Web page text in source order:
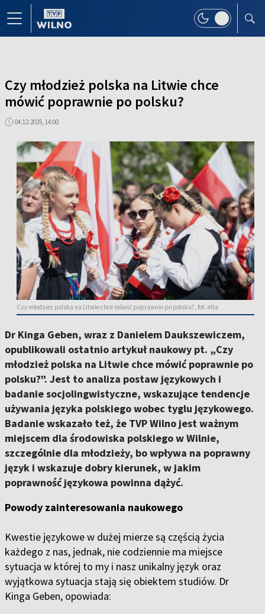
Czy młodzież polska na Litwie chce
mówić poprawnie po polsku?
04.12.2025, 14:00
Czy młodzież polska na Litwie chce mówić poprawnie po polsku?, fot. elta
Dr Kinga Geben, wraz z Danielem Daukszewiczem,
opublikowali ostatnio artykuł naukowy pt. „Czy
młodzież polska na Litwie chce mówić poprawnie po
polsku?”. Jest to analiza postaw językowych i
badanie socjolingwistyczne, wskazujące tendencje
używania języka polskiego wobec tyglu językowego.
Badanie wskazało też, że TVP Wilno jest ważnym
miejscem dla środowiska polskiego w Wilnie,
szczególnie dla młodzieży, bo wpływa na poprawny
język i wskazuje dobry kierunek, w jakim
poprawność językowa powinna dążyć.
Powody zainteresowania naukowego
Kwestie językowe w dużej mierze są częścią życia
każdego z nas, jednak, nie codziennie ma miejsce
sytuacja w której to my i nasz unikalny język oraz
wyjątkowa sytuacja stają się obiektem studiów. Dr
Kinga Geben, opowiada: